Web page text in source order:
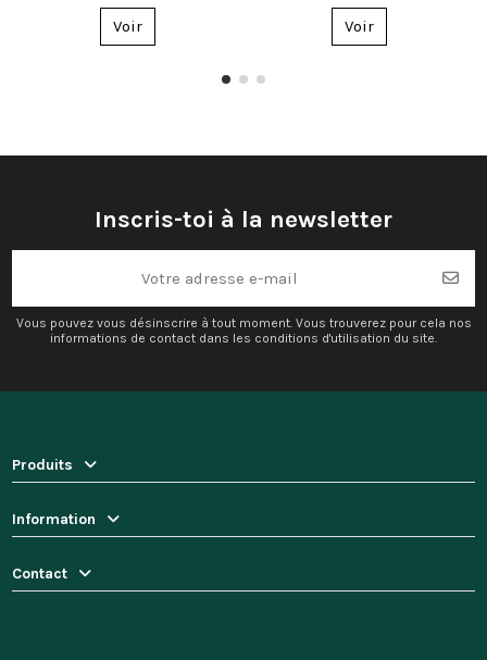
Voir Voir
Inscris-toi à la newsletter
Vous pouvez vous désinscrire à tout moment. Vous trouverez pour cela nos
informations de contact dans les conditions d'utilisation du site.
Produits
Information
Contact